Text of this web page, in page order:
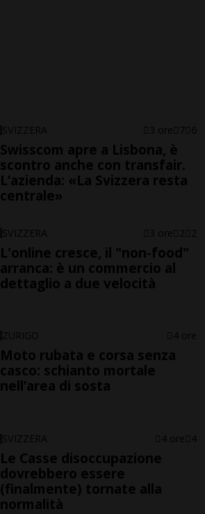
SVIZZERA 3 ore 7 6
Swisscom apre a Lisbona, è
scontro anche con transfair.
L’azienda: «La Svizzera resta
centrale»
SVIZZERA 3 ore 2 2
L'online cresce, il "non-food"
arranca: è un commercio al
dettaglio a due velocità
ZURIGO 4 ore
Moto rubata e corsa senza
casco: schianto mortale
nell’area di sosta
SVIZZERA 4 ore 4
Le Casse disoccupazione
dovrebbero essere
(finalmente) tornate alla
normalità